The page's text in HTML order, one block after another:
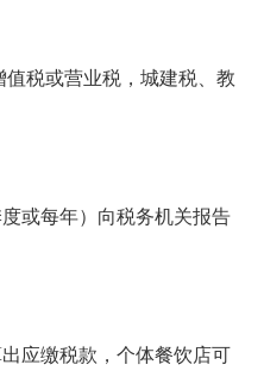
税或营业税，城建税、教
或每年）向税务机关报告
应缴税款，个体餐饮店可